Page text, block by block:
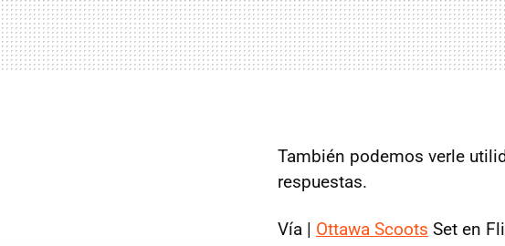
También podemos verle
respuestas.
Vía | Ottawa Scoots Set en